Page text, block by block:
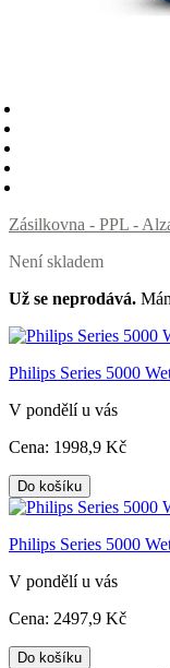
Zásilkovna - PPL -
Není skladem
Už se neprodává.
Philips Series 5000
V pondělí u vás
Cena: 1998,9 Kč
Do košíku
Philips Series 5000
V pondělí u vás
Cena: 2497,9 Kč
Do košíku